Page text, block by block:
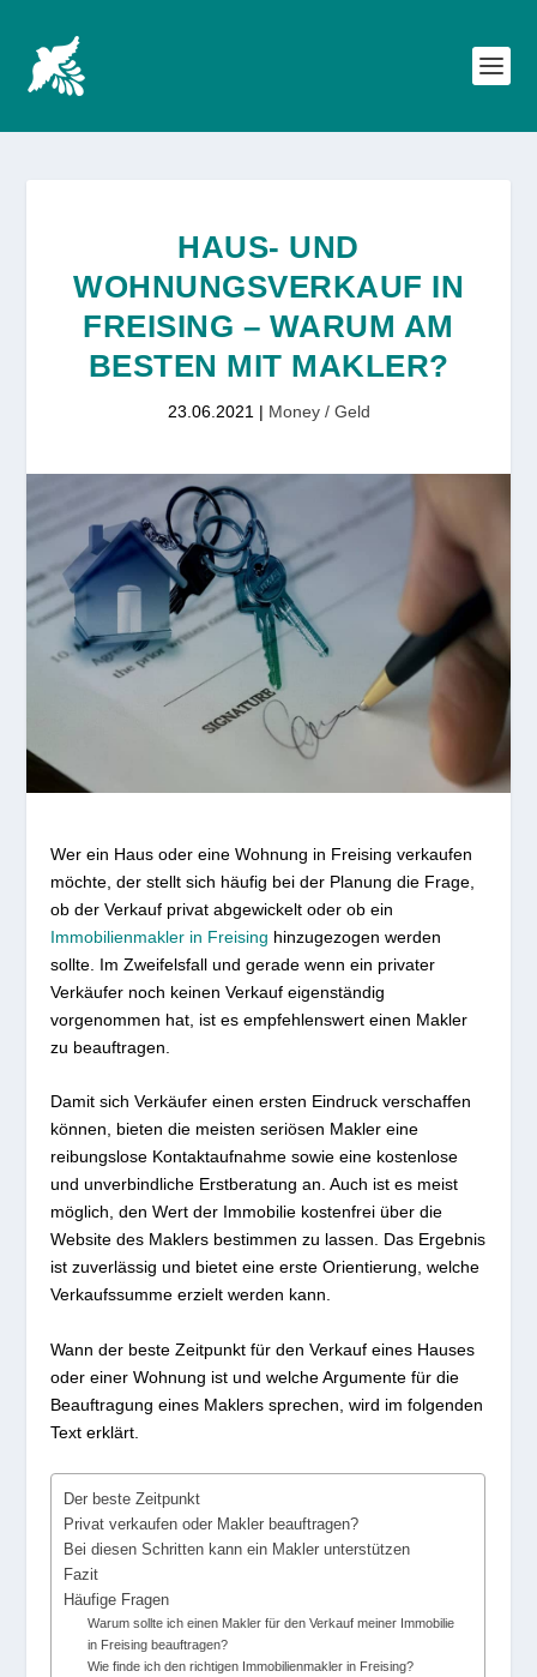
HAUS- UND
WOHNUNGSVERKAUF IN
FREISING – WARUM AM
BESTEN MIT MAKLER?
23.06.2021 | Money / Geld
Wer ein Haus oder eine Wohnung in Freising verkaufen
möchte, der stellt sich häufig bei der Planung die Frage,
ob der Verkauf privat abgewickelt oder ob ein
Immobilienmakler in Freising hinzugezogen werden
sollte. Im Zweifelsfall und gerade wenn ein privater
Verkäufer noch keinen Verkauf eigenständig
vorgenommen hat, ist es empfehlenswert einen Makler
zu beauftragen.
Damit sich Verkäufer einen ersten Eindruck verschaffen
können, bieten die meisten seriösen Makler eine
reibungslose Kontaktaufnahme sowie eine kostenlose
und unverbindliche Erstberatung an. Auch ist es meist
möglich, den Wert der Immobilie kostenfrei über die
Website des Maklers bestimmen zu lassen. Das Ergebnis
ist zuverlässig und bietet eine erste Orientierung, welche
Verkaufssumme erzielt werden kann.
Wann der beste Zeitpunkt für den Verkauf eines Hauses
oder einer Wohnung ist und welche Argumente für die
Beauftragung eines Maklers sprechen, wird im folgenden
Text erklärt.
Der beste Zeitpunkt
Privat verkaufen oder Makler beauftragen?
Bei diesen Schritten kann ein Makler unterstützen
Fazit
Häufige Fragen
Warum sollte ich einen Makler für den Verkauf meiner Immobilie
in Freising beauftragen?
Wie finde ich den richtigen Immobilienmakler in Freising?